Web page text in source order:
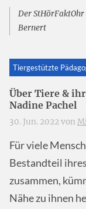
Der
Bernert
Tiergestützte
Über Tiere &
Nadine Pachel
30. Jun. 2022 von
Für viele
Bestandteil
zusammen,
Nähe zu ihnen